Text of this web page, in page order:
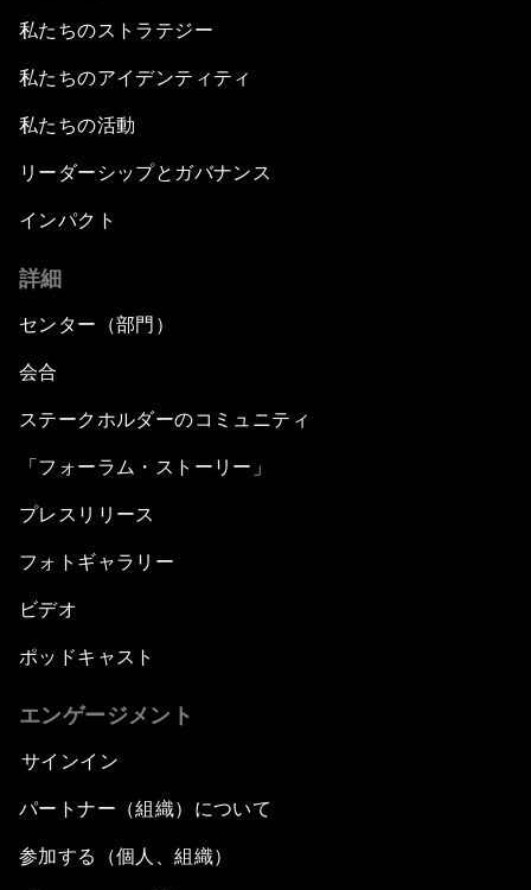
私たちのストラテジー
私たちのアイデンティティ
私たちの活動
リーダーシップとガバナンス
インパクト
詳細
センター（部門）
会合
ステークホルダーのコミュニティ
「フォーラム・ストーリー」
プレスリリース
フォトギャラリー
ビデオ
ポッドキャスト
エンゲージメント
サインイン
パートナー（組織）について
参加する（個人、組織）